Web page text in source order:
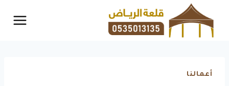
أعمالنا